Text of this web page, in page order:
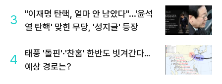
3
"이재명 탄핵, 얼마 안 남았다"...'윤석
열 탄핵' 맞힌 무당, '성지글' 등장
4
태풍 '돌핀'·'찬홈' 한반도 빗겨간다…
예상 경로는?